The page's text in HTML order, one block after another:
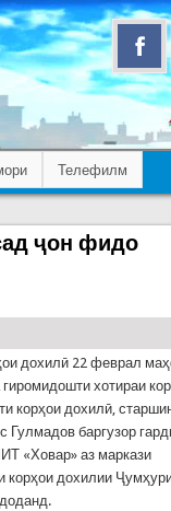
Телефилм
ҷон фидо
дохилӣ 22 феврал
хотираи
корҳои дохилӣ,
Гулмадов баргузор
«Ховар» аз маркази
корҳои дохилии